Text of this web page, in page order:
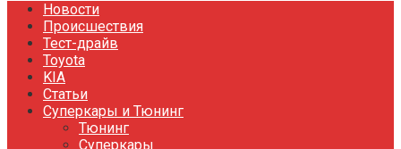
Новости
Происшествия
Тест-драйв
Toyota
KIA
Статьи
Суперкары и Тюнинг
Тюнинг
Суперкары